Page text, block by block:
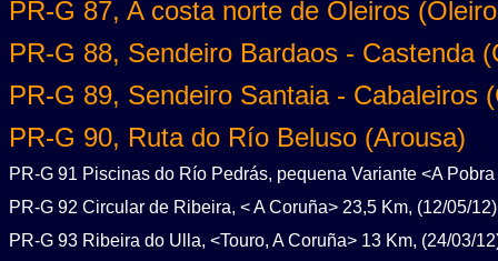
PR-G 87, A costa norte de Oleiros
PR-G 88, Sendeiro Bardaos - Castenda
PR-G 89, Sendeiro Santaia - Cabaleiros
PR-G 90, Ruta do Río Beluso (Arousa)
PR-G 91 Piscinas do Río Pedrás, pequena Variante <A
PR-G 92 Circular de Ribeira, < A Coruña> 23,5 Km, (12/05/
PR-G 93 Ribeira do Ulla, <Touro, A Coruña> 13 Km, (24/03/